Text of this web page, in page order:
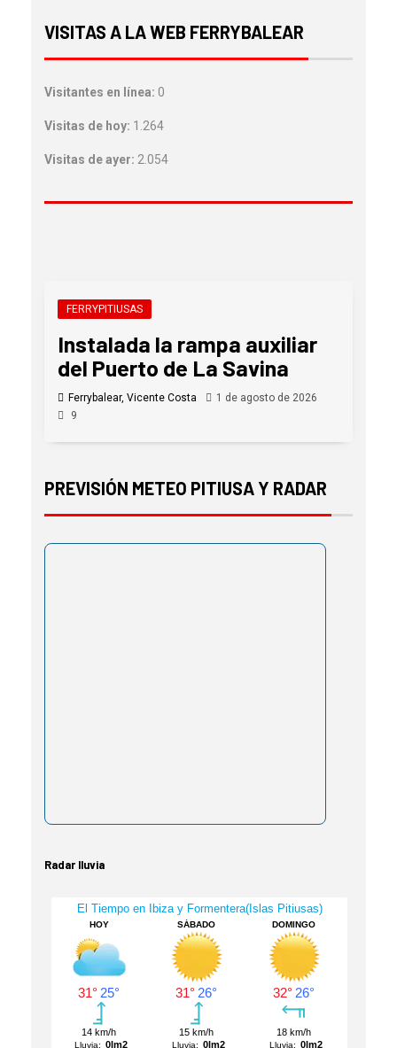
VISITAS A LA WEB FERRYBALEAR
Visitantes en línea: 0
Visitas de hoy: 1.264
Visitas de ayer: 2.054
FERRYPITIUSAS
Instalada la rampa auxiliar
del Puerto de La Savina
Ferrybalear, Vicente Costa
1 de agosto de 2026
9
PREVISIÓN METEO PITIUSA Y RADAR
Radar lluvia